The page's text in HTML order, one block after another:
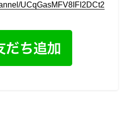
UCqGasMFV8IFI2DCt2